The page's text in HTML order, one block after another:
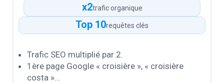
x2trafic organique
Top 10requêtes clés
Trafic SEO multiplié par 2.
1ère page Google « croisière », « croisière
costa »…